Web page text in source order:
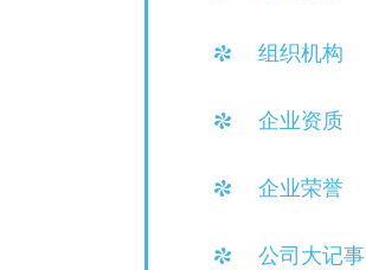
组织机构
企业资质
企业荣誉
公司大记事